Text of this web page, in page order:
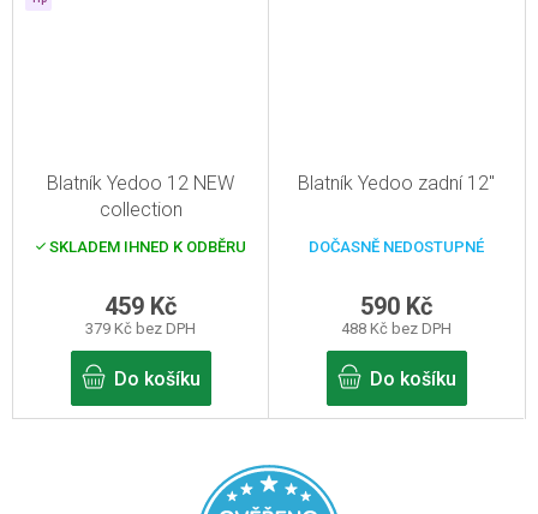
Blatník Yedoo 12 NEW
collection
SKLADEM IHNED K ODBĚRU
379 Kč bez DPH
459 Kč
Do košíku
Blatník Yedoo zadní 12"
DOČASNĚ NEDOSTUPNÉ
488 Kč bez DPH
590 Kč
Do košíku